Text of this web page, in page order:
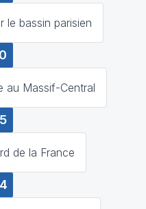
le bassin parisien
au Massif-Central
de la France